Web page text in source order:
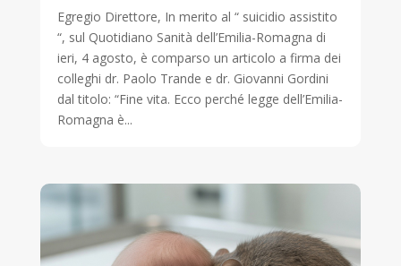
Egregio Direttore, In merito al “ suicidio assistito
“, sul Quotidiano Sanità dell’Emilia-Romagna di
ieri, 4 agosto, è comparso un articolo a firma dei
colleghi dr. Paolo Trande e dr. Giovanni Gordini
dal titolo: “Fine vita. Ecco perché legge dell’Emilia-
Romagna è...